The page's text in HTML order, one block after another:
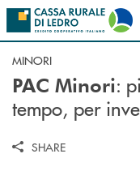
Salta al contenuto principale
MINORI
PAC Minori:
tempo, per
SHARE